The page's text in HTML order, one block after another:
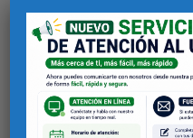
FAMILIA SOBRE LAS
COMETIDOS POR
agosto, 2025
INFORME DE
2024 12 agosto, 2025